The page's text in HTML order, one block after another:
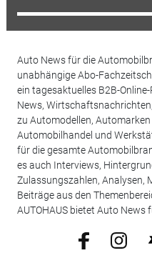
Auto News für die
unabhängige Abo-
ein tagesaktuelles B2B-
News,
zu Automodellen,
Automobilhandel und
für die gesamte
es auch Interviews,
Zulassungszahlen, Analysen,
Beiträge aus den
AUTOHAUS bietet Auto News